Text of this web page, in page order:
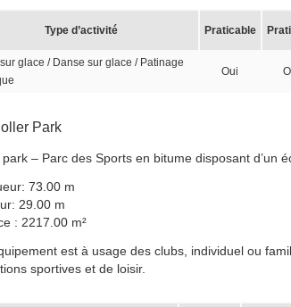
Type d’activité Praticable
glace / Danse sur glace / Patinage
Oui
Park
– Parc des Sports en bitume disposant d’un
73.00 m
29.00 m
: 2217.00 m²
est à usage des clubs, individuel ou
sportives et de loisir.